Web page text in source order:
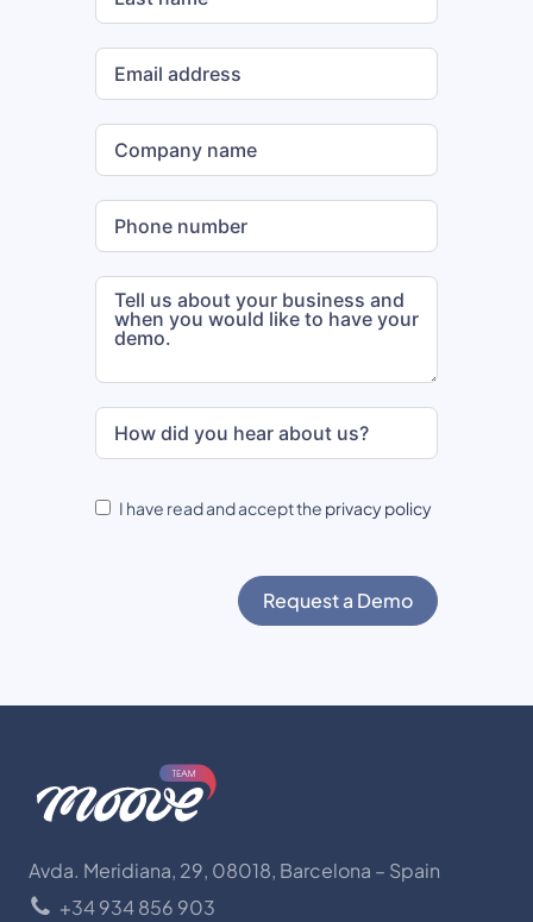
I have read and accept the privacy policy
Request a Demo
Avda. Meridiana, 29, 08018, Barcelona – Spain
+34 934 856 903